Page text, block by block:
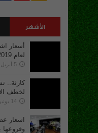
الأشهر
أسعار
لعام 2020/2019
5 أبريل، 2017
كارثة..
لخطف
14 يونيو، 2018
اسعار
وفروعها